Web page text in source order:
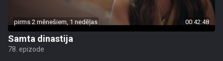
pirms 2 mēnešiem, 1 nedēļas 00:42:48
Samta dinastija
78. epizode